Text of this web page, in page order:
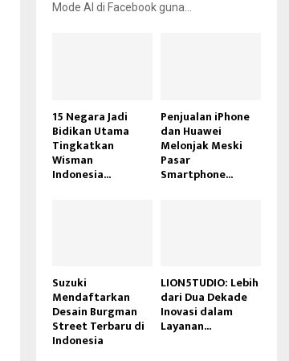
Mode AI di Facebook guna...
15 Negara Jadi
Bidikan Utama
Tingkatkan
Wisman
Indonesia...
Penjualan iPhone
dan Huawei
Melonjak Meski
Pasar
Smartphone...
Suzuki
Mendaftarkan
Desain Burgman
Street Terbaru di
Indonesia
LION5TUDIO: Lebih
dari Dua Dekade
Inovasi dalam
Layanan...